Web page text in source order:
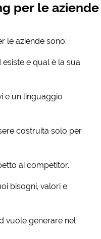
per le aziende
le aziende sono:
e qual è la sua
e un linguaggio
costruita solo per
ai competitor.
bisogni, valori e
vuole generare nel